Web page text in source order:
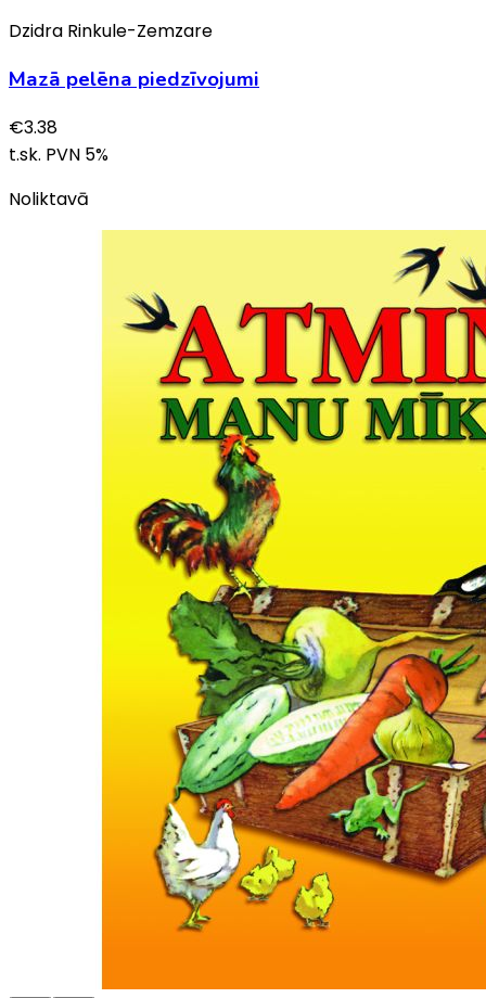
Dzidra Rinkule-Zemzare
Mazā pelēna piedzīvojumi
€3.38
t.sk. PVN 5%
Noliktavā